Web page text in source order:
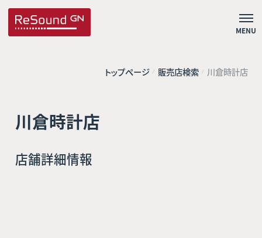
MENU
トップページ 販売店検索 川倉時計店
川倉時計店
店舗詳細情報